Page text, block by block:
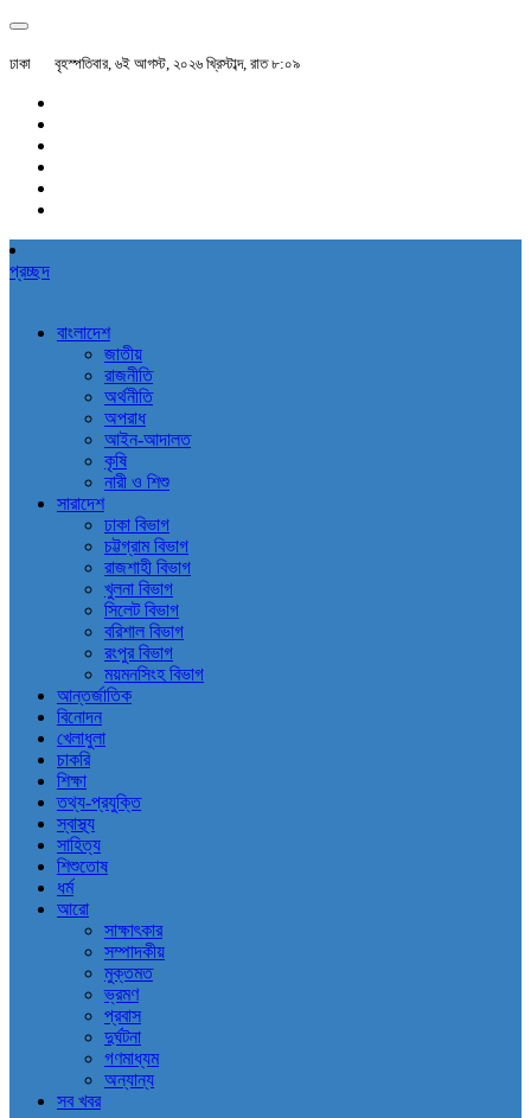
ঢাকা বৃহস্পতিবার, ৬ই আগস্ট, ২০২৬ খ্রিস্টাব্দ, রাত ৮:০৯
প্রচ্ছদ
বাংলাদেশ
জাতীয়
রাজনীতি
অর্থনীতি
অপরাধ
আইন-আদালত
কৃষি
নারী ও শিশু
সারাদেশ
ঢাকা বিভাগ
চট্টগ্রাম বিভাগ
রাজশাহী বিভাগ
খুলনা বিভাগ
সিলেট বিভাগ
বরিশাল বিভাগ
রংপুর বিভাগ
ময়মনসিংহ বিভাগ
আন্তর্জাতিক
বিনোদন
খেলাধুলা
চাকরি
শিক্ষা
তথ্য-প্রযুক্তি
স্বাস্থ্য
সাহিত্য
শিশুতোষ
ধর্ম
আরো
সাক্ষাৎকার
সম্পাদকীয়
মুক্তমত
ভ্রমণ
প্রবাস
দুর্ঘটনা
গণমাধ্যম
অন্যান্য
সব খবর